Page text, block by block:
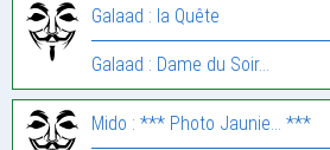
Galaad : la Quête
Galaad : Dame du Soir…
Mido : *** Photo Jaunie… ***